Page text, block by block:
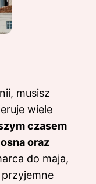
musisz
wiele
czasem
oraz
do maja,